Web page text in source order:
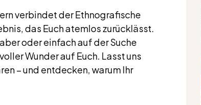
verbindet der Ethnografische
das Euch atemlos zurücklässt.
oder einfach auf der Suche
Wunder auf Euch. Lasst uns
– und entdecken, warum Ihr